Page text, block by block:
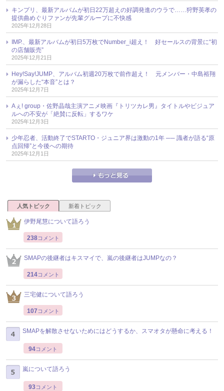
キンプリ、最新アルバムが初日22万超えの好調発進のウラで……狩野英孝の
提供曲めぐりファンが先輩グループに不快感
2025年12月28日
IMP.、最新アルバムが初日5万枚でNumber_i超え！ 好セールスの背景に“初
の店舗販売”
2025年12月21日
Hey!Say!JUMP、アルバム初週20万枚で前作超え！ 元メンバー・中島裕翔
が漏らした“本音”とは？
2025年12月7日
Aぇ! group・佐野晶哉主演アニメ映画『トリツカレ男』タイトルやビジュア
ルへの不安が「絶賛に反転」するワケ
2025年12月3日
少年忍者、活動終了でSTARTO・ジュニア界は激動の1年 ── 識者が語る“原
点回帰”と今後への期待
2025年12月1日
人気トピック 新着トピック
伊野尾慧について語ろう
238コメント
SMAPの後継者はキスマイで、嵐の後継者はJUMPなの？
214コメント
三宅健について語ろう
107 コメント
SMAPを解散させないためにはどうするか、スマオタが懸命に考える！
94コメント
嵐について語ろう
93コメント